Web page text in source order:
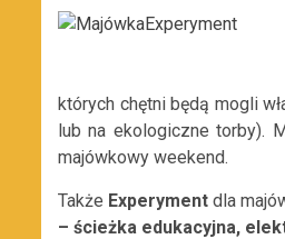
których chętni będą mogli
lub na ekologiczne torby).
majówkowy weekend.
Także Experyment dla
– ścieżka edukacyjna,